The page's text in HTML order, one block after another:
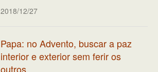
2018/12/27
Papa: no Advento, buscar a paz
interior e exterior sem ferir os
outros